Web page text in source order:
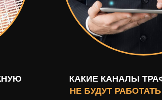
КАКИЕ КАНАЛЫ
НЕ БУДУТ РАБОТАТЬ